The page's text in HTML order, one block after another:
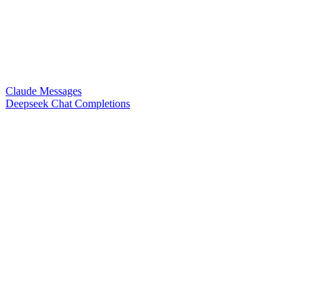
Claude Messages
Deepseek Chat Completions